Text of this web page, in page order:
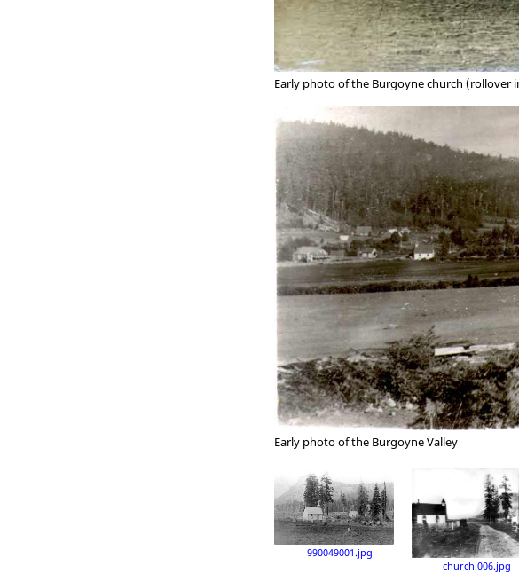
Early photo of the Burgoyne church (rollover
Early photo of the Burgoyne Valley
990049001.jpg
church.006.jpg